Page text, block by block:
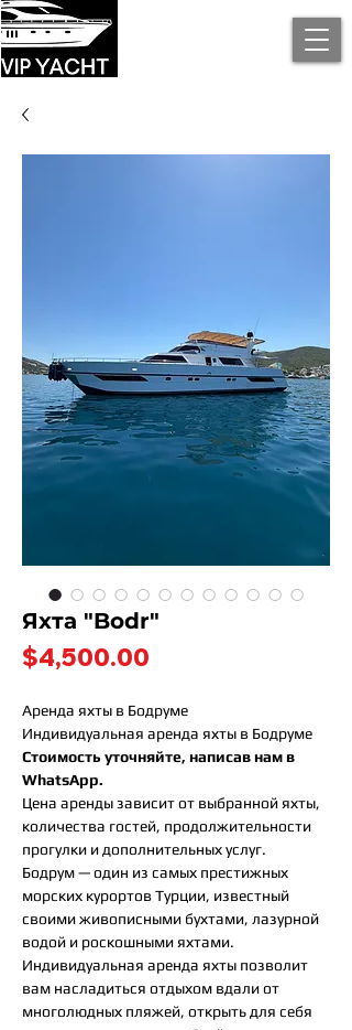
Яхта "Bodr"
$4,500.00
Аренда яхты в Бодруме
Индивидуальная аренда яхты в Бодруме
Стоимость уточняйте, написав нам в
WhatsApp.
Цена аренды зависит от выбранной яхты,
количества гостей, продолжительности
прогулки и дополнительных услуг.
Бодрум — один из самых престижных
морских курортов Турции, известный
своими живописными бухтами, лазурной
водой и роскошными яхтами.
Индивидуальная аренда яхты позволит
вам насладиться отдыхом вдали от
многолюдных пляжей, открыть для себя